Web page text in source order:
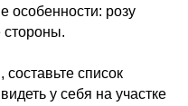
особенности: розу
стороны.
список
у себя на участке